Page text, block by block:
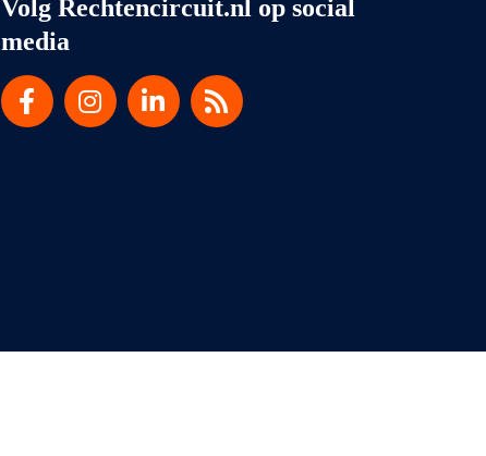
Volg Rechtencircuit.nl op social
media